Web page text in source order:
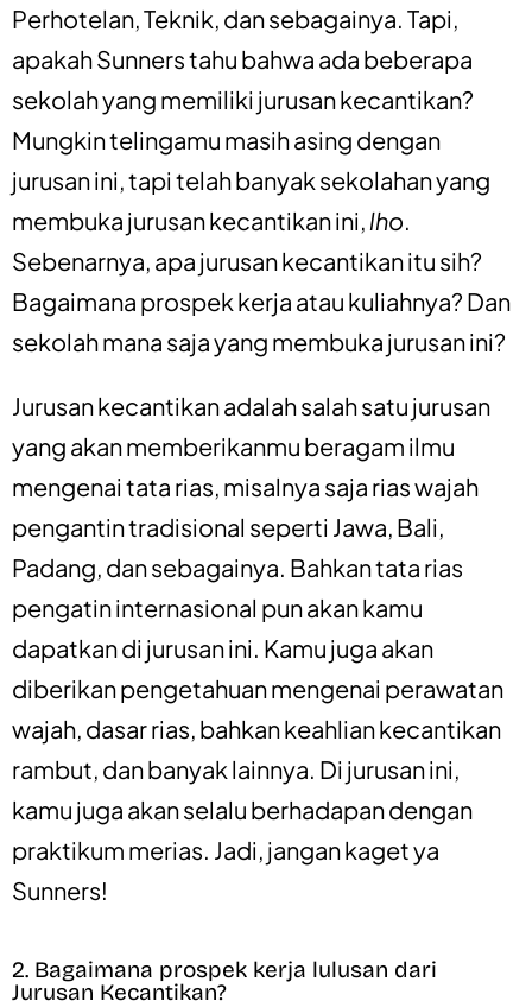
Perhotelan, Teknik, dan sebagainya. Tapi,
apakah Sunners tahu bahwa ada beberapa
sekolah yang memiliki jurusan kecantikan?
Mungkin telingamu masih asing dengan
jurusan ini, tapi telah banyak sekolahan yang
membuka jurusan kecantikan ini, lho.
Sebenarnya, apa jurusan kecantikan itu sih?
Bagaimana prospek kerja atau kuliahnya? Dan
sekolah mana saja yang membuka jurusan ini?
Jurusan kecantikan adalah salah satu jurusan
yang akan memberikanmu beragam ilmu
mengenai tata rias, misalnya saja rias wajah
pengantin tradisional seperti Jawa, Bali,
Padang, dan sebagainya. Bahkan tata rias
pengatin internasional pun akan kamu
dapatkan di jurusan ini. Kamu juga akan
diberikan pengetahuan mengenai perawatan
wajah, dasar rias, bahkan keahlian kecantikan
rambut, dan banyak lainnya. Di jurusan ini,
kamu juga akan selalu berhadapan dengan
praktikum merias. Jadi, jangan kaget ya
Sunners!
2. Bagaimana prospek kerja lulusan dari
Jurusan Kecantikan?